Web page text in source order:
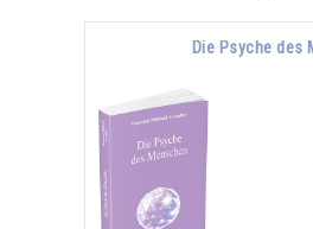
Die Psyche des